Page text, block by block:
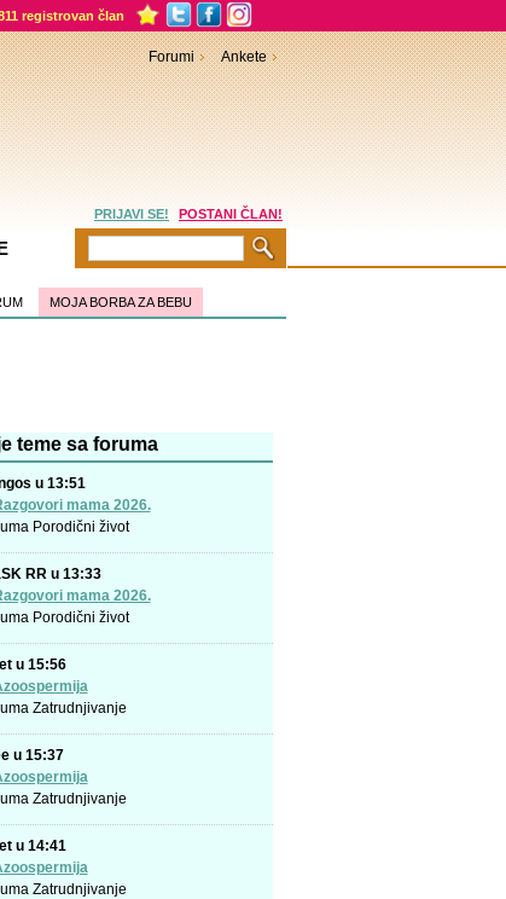
registrovan član
MOJA BORBA ZA BEBU
teme sa foruma
u 13:51
mama 2026.
Porodični život
RR u 13:33
mama 2026.
Porodični život
u 15:56
Zatrudnjivanje
u 15:37
Zatrudnjivanje
u 14:41
Zatrudnjivanje
Forumi Ankete
PRIJAVI SE! POSTANI ČLAN!